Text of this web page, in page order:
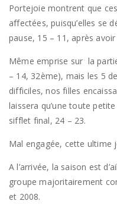
Portejoie montrent que
affectées, puisqu’elles se
pause, 15 – 11, après
Même emprise sur la
– 14, 32ème), mais les 5
difficiles, nos filles
laissera qu’une toute
sifflet final, 24 – 23.
Mal engagée, cette ultime
A l’arrivée, la saison est
groupe majoritairement
et 2008.